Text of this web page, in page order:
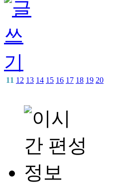
11 12 13 14 15 16 17 18 19 20